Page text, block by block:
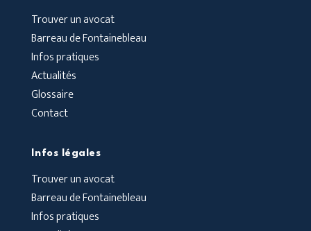
Trouver un avocat
Barreau de Fontainebleau
Infos pratiques
Actualités
Glossaire
Contact
Infos légales
Trouver un avocat
Barreau de Fontainebleau
Infos pratiques